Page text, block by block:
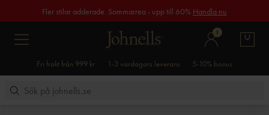
Fler stilar adderade. Sommarrea - upp till 60% Handla nu
1
Fri frakt från 999 kr 1-3 vardagars leverans 5-10% bonus